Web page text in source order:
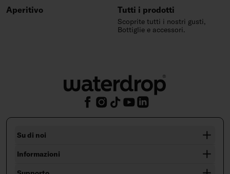
Aperitivo Tutti i prodotti
Scoprite tutti i nostri gusti,
Bottiglie e accessori.
Su di noi
Informazioni